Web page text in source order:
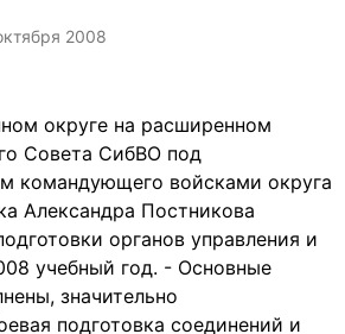
2008
округе на расширенном
Совета СибВО под
командующего войсками округа
Александра Постникова
органов управления и
учебный год. - Основные
значительно
подготовка соединений и